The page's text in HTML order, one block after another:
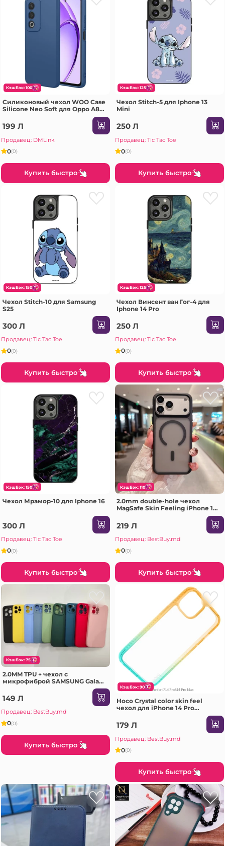
КэшБэк: 100
Силиконовый чехол WOO Case
Silicone Neo Soft для Oppo A80,
199 Л
Продавец: DMLink
0(0)
Купить быстро
КэшБэк: 125
Чехол Stitch-5 для Iphone 13
Mini
250 Л
Продавец: Tic Tac Toe
0(0)
Купить быстро
КэшБэк: 150
Чехол Stitch-10 для Samsung
S25
300 Л
Продавец: Tic Tac Toe
0(0)
Купить быстро
КэшБэк: 125
Чехол Винсент ван Гог-4 для
Iphone 14 Pro
250 Л
Продавец: Tic Tac Toe
0(0)
Купить быстро
КэшБэк: 150
Чехол Мрамор-10 для Iphone 16
300 Л
Продавец: Tic Tac Toe
0(0)
Купить быстро
КэшБэк: 110
2.0mm double-hole чехол
MagSafe Skin Feeling iPhone 17
219 Л
Продавец: BestBuy.md
0(0)
Купить быстро
КэшБэк: 75
2.0MM TPU + чехол с
микрофиброй SAMSUNG Galaxy
149 Л
Продавец: BestBuy.md
0(0)
Купить быстро
КэшБэк: 90
Hoco Crystal color skin feel
чехол для iPhone 14 Pro
179 Л
Продавец: BestBuy.md
0(0)
Купить быстро